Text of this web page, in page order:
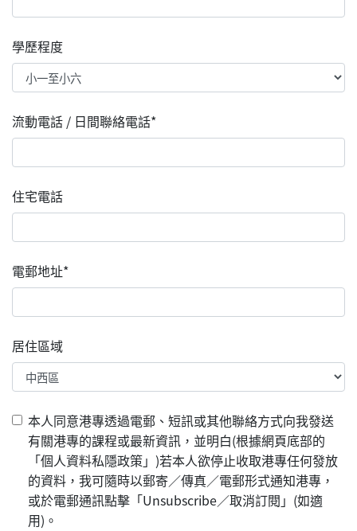
學歷程度
流動電話 / 日間聯絡電話*
住宅電話
電郵地址*
居住區域
本人同意港專透過電郵、短訊或其他聯絡方式向我發送
有關港專的課程或最新資訊，並明白(根據網頁底部的
「個人資料私隱政策」)若本人欲停止收取港專任何發放
的資料，我可隨時以郵寄／傳真／電郵形式通知港專，
或於電郵通訊點擊「Unsubscribe／取消訂閱」(如適
用)。